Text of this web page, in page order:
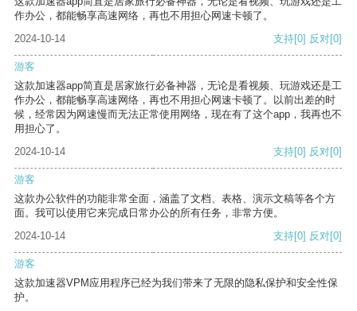
作办公，都能畅享高速网络，再也不用担心网速卡顿了。
2024-10-14
支持[0] 反对[0]
游客
这款加速器app简直是居家旅行必备神器，无论是看视频、玩游戏还是工
作办公，都能畅享高速网络，再也不用担心网速卡顿了。以前出差的时
候，经常因为网速慢而无法正常使用网络，现在有了这个app，我再也不
用担心了。
2024-10-14
支持[0] 反对[0]
游客
这款办公软件的功能非常全面，涵盖了文档、表格、演示文稿等各个方
面。我可以使用它来完成日常办公的所有任务，非常方便。
2024-10-14
支持[0] 反对[0]
游客
这款加速器VPM应用程序已经为我们带来了无限的隐私保护和安全性保
护。